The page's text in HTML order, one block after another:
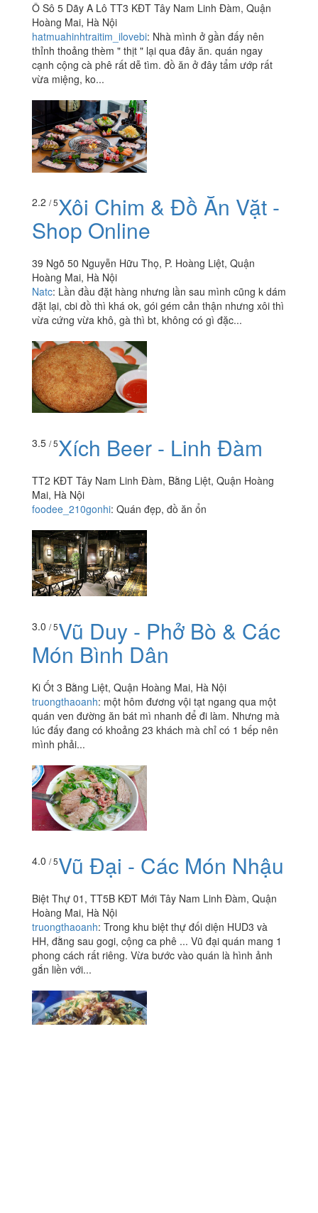
Ô Sô 5 Dãy A Lô TT3 KĐT Tây Nam Linh Đàm, Quận
Hoàng Mai, Hà Nội
hatmuahinhtraitim_ilovebi: Nhà mình ở gần đấy nên
thỉnh thoảng thèm " thịt " lại qua đây ăn. quán ngay
cạnh cộng cà phê rất dễ tìm. đồ ăn ở đây tẩm ướp rất
vừa miệng, ko...
2.2 / 5Xôi Chim & Đồ Ăn Vặt -
Shop Online
39 Ngõ 50 Nguyễn Hữu Thọ, P. Hoàng Liệt, Quận
Hoàng Mai, Hà Nội
Natc: Lần đầu đặt hàng nhưng lần sau mình cũng k dám
đặt lại, cbi đồ thì khá ok, gói gém cản thận nhưng xôi thì
vừa cứng vừa khô, gà thì bt, không có gì đặc...
3.5 / 5Xích Beer - Linh Đàm
TT2 KĐT Tây Nam Linh Đàm, Bằng Liệt, Quận Hoàng
Mai, Hà Nội
foodee_210gonhi: Quán đẹp, đồ ăn ổn
3.0 / 5Vũ Duy - Phở Bò & Các
Món Bình Dân
Ki Ốt 3 Bằng Liệt, Quận Hoàng Mai, Hà Nội
truongthaoanh: một hôm đương vội tạt ngang qua một
quán ven đường ăn bát mì nhanh để đi làm. Nhưng mà
lúc đấy đang có khoảng 23 khách mà chỉ có 1 bếp nên
mình phải...
4.0 / 5Vũ Đại - Các Món Nhậu
Biệt Thự 01, TT5B KĐT Mới Tây Nam Linh Đàm, Quận
Hoàng Mai, Hà Nội
truongthaoanh: Trong khu biệt thự đối diện HUD3 và
HH, đằng sau gogi, cộng ca phê ... Vũ đại quán mang 1
phong cách rất riêng. Vừa bước vào quán là hình ảnh
gắn liền với...